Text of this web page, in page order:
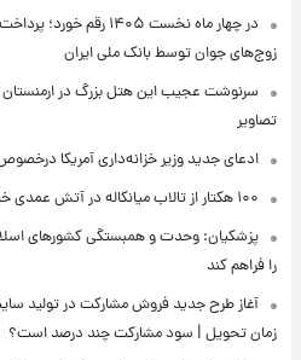
زوج‌های جوان توسط بانک ملی ایران
سرنوشت عجیب این هتل بزرگ در ارمنستان
تصاویر
ادعای جدید وزیر خزانه‌داری آمریکا
۱۰۰ هکتار از تالاب میانکاله در آتش عمدی خاکستر شد + تصاویر
پزشکیان: وحدت و همبستگی کشورهای
را فراهم کند
آغاز طرح جدید فروش مشارکت در تولید
زمان تحویل | سود مشارکت چند درصد است؟